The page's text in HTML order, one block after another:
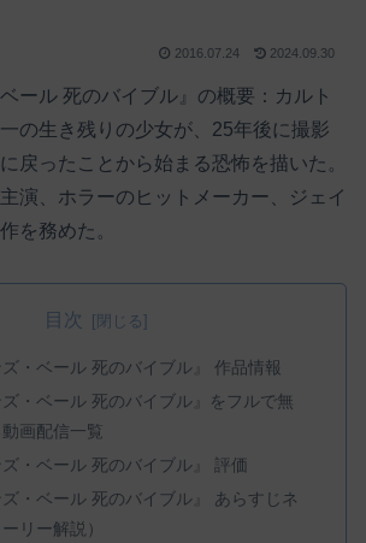
2016.07.24 2024.09.30
ール 死のバイブル』の概要：カルト
の生き残りの少女が、25年後に撮影
戻ったことから始まる恐怖を描いた。
演、ホラーのヒットメーカー、ジェイ
を務めた。
目次
・ベール 死のバイブル』 作品情報
・ベール 死のバイブル』をフルで無
画配信一覧
・ベール 死のバイブル』 評価
・ベール 死のバイブル』 あらすじネ
リー解説）